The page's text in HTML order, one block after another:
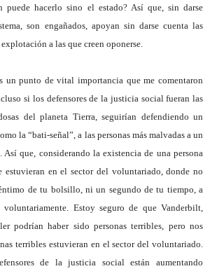
puede hacerlo sino el estado? Así que, sin darse
son engañados, apoyan sin darse cuenta las
a las que creen oponerse.
un punto de vital importancia que me comentaron
si los defensores de la justicia social fueran las
del planeta Tierra, seguirían defendiendo un
la “bati-señal”, a las personas más malvadas a un
Así que, considerando la existencia de una persona
estuvieran en el sector del voluntariado, donde no
de tu bolsillo, ni un segundo de tu tiempo, a
Estoy seguro de que Vanderbilt,
podrían haber sido personas terribles, pero nos
terribles estuvieran en el sector del voluntariado.
de la justicia social están aumentando